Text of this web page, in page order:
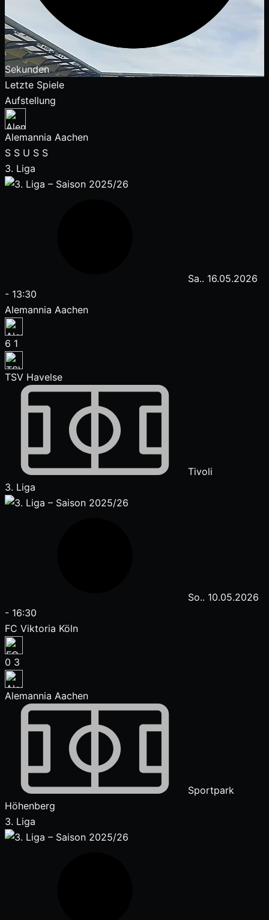
Sekunden
Letzte Spiele
Aufstellung
Alemannia Aachen
S S U S S
3. Liga
Sa.. 16.05.2026
- 13:30
Alemannia Aachen
6 1
TSV Havelse
Tivoli
3. Liga
So.. 10.05.2026
- 16:30
FC Viktoria Köln
0 3
Alemannia Aachen
Sportpark
Höhenberg
3. Liga